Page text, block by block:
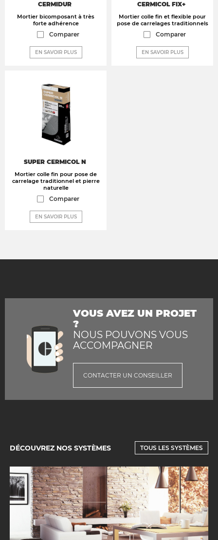
CERMIDUR
Mortier bicomposant à très
forte adhérence
EN SAVOIR PLUS
Comparer
CERMICOL FIX+
Mortier colle fin et flexible pour
pose de carrelages traditionnels
EN SAVOIR PLUS
Comparer
SUPER CERMICOL N
Mortier colle fin pour pose de
carrelage traditionnel et pierre
naturelle
EN SAVOIR PLUS
Comparer
VOUS AVEZ UN PROJET
?
NOUS POUVONS VOUS
ACCOMPAGNER
CONTACTER UN CONSEILLER
DÉCOUVREZ NOS SYSTÈMES TOUS LES SYSTÈMES